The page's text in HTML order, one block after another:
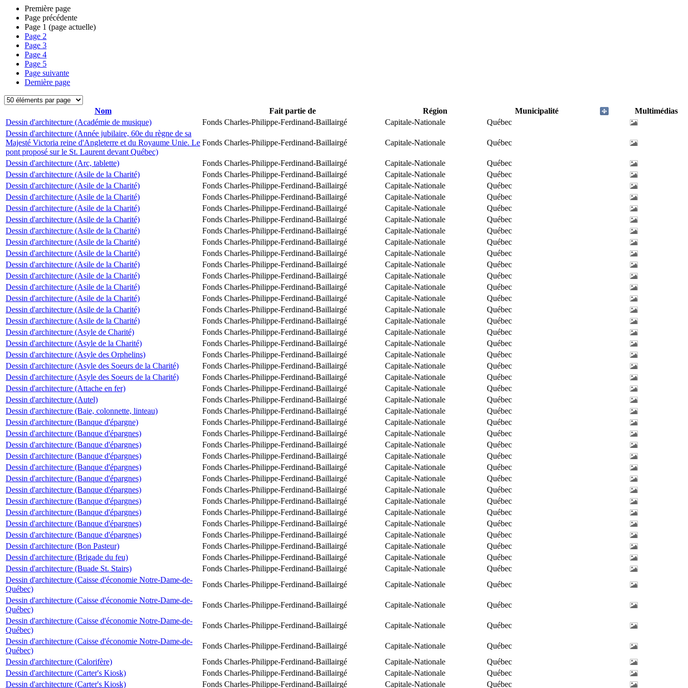
Première page
Page précédente
Page 1 (page actuelle)
Page 2
Page 3
Page 4
Page 5
Page suivante
Dernière page
Nom Fait partie de Région Municipalité
Multimédias
Dessin d'architecture (Académie de musique)
Fonds Charles-Philippe-Ferdinand-Baillairgé Capitale-Nationale
Québec
Dessin d'architecture (Année jubilaire, 60e du règne de sa
Majesté Victoria reine d'Angleterre et du Royaume Unie. Le
pont proposé sur le St. Laurent devant Québec)
Fonds Charles-Philippe-Ferdinand-Baillairgé Capitale-Nationale Québec
Dessin d'architecture (Arc, tablette) Fonds Charles-Philippe-Ferdinand-Baillairgé Capitale-Nationale
Québec
Dessin d'architecture (Asile de la Charité)
Fonds Charles-Philippe-Ferdinand-Baillairgé Capitale-Nationale
Québec
Dessin d'architecture (Asile de la Charité)
Fonds Charles-Philippe-Ferdinand-Baillairgé Capitale-Nationale
Québec
Dessin d'architecture (Asile de la Charité)
Fonds Charles-Philippe-Ferdinand-Baillairgé Capitale-Nationale
Québec
Dessin d'architecture (Asile de la Charité)
Fonds Charles-Philippe-Ferdinand-Baillairgé Capitale-Nationale
Québec
Dessin d'architecture (Asile de la Charité)
Fonds Charles-Philippe-Ferdinand-Baillairgé Capitale-Nationale
Québec
Dessin d'architecture (Asile de la Charité)
Fonds Charles-Philippe-Ferdinand-Baillairgé Capitale-Nationale
Québec
Dessin d'architecture (Asile de la Charité)
Fonds Charles-Philippe-Ferdinand-Baillairgé Capitale-Nationale
Québec
Dessin d'architecture (Asile de la Charité)
Fonds Charles-Philippe-Ferdinand-Baillairgé Capitale-Nationale
Québec
Dessin d'architecture (Asile de la Charité)
Fonds Charles-Philippe-Ferdinand-Baillairgé Capitale-Nationale
Québec
Dessin d'architecture (Asile de la Charité)
Fonds Charles-Philippe-Ferdinand-Baillairgé Capitale-Nationale
Québec
Dessin d'architecture (Asile de la Charité)
Fonds Charles-Philippe-Ferdinand-Baillairgé Capitale-Nationale
Québec
Dessin d'architecture (Asile de la Charité)
Fonds Charles-Philippe-Ferdinand-Baillairgé Capitale-Nationale
Québec
Dessin d'architecture (Asile de la Charité)
Fonds Charles-Philippe-Ferdinand-Baillairgé Capitale-Nationale
Québec
Dessin d'architecture (Asile de la Charité)
Fonds Charles-Philippe-Ferdinand-Baillairgé Capitale-Nationale
Québec
Dessin d'architecture (Asyle de Charité)
Fonds Charles-Philippe-Ferdinand-Baillairgé Capitale-Nationale
Québec
Dessin d'architecture (Asyle de la Charité)
Fonds Charles-Philippe-Ferdinand-Baillairgé Capitale-Nationale
Québec
Dessin d'architecture (Asyle des Orphelins)
Fonds Charles-Philippe-Ferdinand-Baillairgé Capitale-Nationale
Québec
Dessin d'architecture (Asyle des Soeurs de la Charité)
Fonds Charles-Philippe-Ferdinand-Baillairgé Capitale-Nationale
Québec
Dessin d'architecture (Asyle des Soeurs de la Charité)
Fonds Charles-Philippe-Ferdinand-Baillairgé Capitale-Nationale
Québec
Dessin d'architecture (Attache en fer)
Fonds Charles-Philippe-Ferdinand-Baillairgé Capitale-Nationale
Québec
Dessin d'architecture (Autel)
Fonds Charles-Philippe-Ferdinand-Baillairgé Capitale-Nationale
Québec
Dessin d'architecture (Baie, colonnette, linteau)
Fonds Charles-Philippe-Ferdinand-Baillairgé Capitale-Nationale
Québec
Dessin d'architecture (Banque d'épargne)
Fonds Charles-Philippe-Ferdinand-Baillairgé Capitale-Nationale
Québec
Dessin d'architecture (Banque d'épargnes)
Fonds Charles-Philippe-Ferdinand-Baillairgé Capitale-Nationale
Québec
Dessin d'architecture (Banque d'épargnes)
Fonds Charles-Philippe-Ferdinand-Baillairgé Capitale-Nationale
Québec
Dessin d'architecture (Banque d'épargnes)
Fonds Charles-Philippe-Ferdinand-Baillairgé Capitale-Nationale
Québec
Dessin d'architecture (Banque d'épargnes)
Fonds Charles-Philippe-Ferdinand-Baillairgé Capitale-Nationale
Québec
Dessin d'architecture (Banque d'épargnes)
Fonds Charles-Philippe-Ferdinand-Baillairgé Capitale-Nationale
Québec
Dessin d'architecture (Banque d'épargnes)
Fonds Charles-Philippe-Ferdinand-Baillairgé Capitale-Nationale
Québec
Dessin d'architecture (Banque d'épargnes)
Fonds Charles-Philippe-Ferdinand-Baillairgé Capitale-Nationale
Québec
Dessin d'architecture (Banque d'épargnes)
Fonds Charles-Philippe-Ferdinand-Baillairgé Capitale-Nationale
Québec
Dessin d'architecture (Banque d'épargnes)
Fonds Charles-Philippe-Ferdinand-Baillairgé Capitale-Nationale
Québec
Dessin d'architecture (Banque d'épargnes)
Fonds Charles-Philippe-Ferdinand-Baillairgé Capitale-Nationale
Québec
Dessin d'architecture (Bon Pasteur)
Fonds Charles-Philippe-Ferdinand-Baillairgé Capitale-Nationale
Québec
Dessin d'architecture (Brigade du feu)
Fonds Charles-Philippe-Ferdinand-Baillairgé Capitale-Nationale
Québec
Dessin d'architecture (Buade St. Stairs)
Fonds Charles-Philippe-Ferdinand-Baillairgé Capitale-Nationale
Québec
Dessin d'architecture (Caisse d'économie Notre-Dame-de-
Québec)
Fonds Charles-Philippe-Ferdinand-Baillairgé Capitale-Nationale
Québec
Dessin d'architecture (Caisse d'économie Notre-Dame-de-
Québec)
Fonds Charles-Philippe-Ferdinand-Baillairgé Capitale-Nationale
Québec
Dessin d'architecture (Caisse d'économie Notre-Dame-de-
Québec)
Fonds Charles-Philippe-Ferdinand-Baillairgé Capitale-Nationale
Québec
Dessin d'architecture (Caisse d'économie Notre-Dame-de-
Québec)
Fonds Charles-Philippe-Ferdinand-Baillairgé Capitale-Nationale
Québec
Dessin d'architecture (Calorifère)
Fonds Charles-Philippe-Ferdinand-Baillairgé Capitale-Nationale
Québec
Dessin d'architecture (Carter's Kiosk)
Fonds Charles-Philippe-Ferdinand-Baillairgé Capitale-Nationale
Québec
Dessin d'architecture (Carter's Kiosk)
Fonds Charles-Philippe-Ferdinand-Baillairgé Capitale-Nationale Québec